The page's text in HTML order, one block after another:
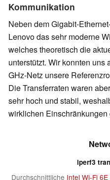
Kommunikation
Neben dem Gigabit-
Lenovo das sehr moderne
welches theoretisch die
unterstützt. Wir konnten uns
GHz-Netz unsere
Die Transferraten waren
sehr hoch und stabil,
wirklichen Einschränkungen
iperf3
Durchschnittliche Intel Wi-Fi 6E